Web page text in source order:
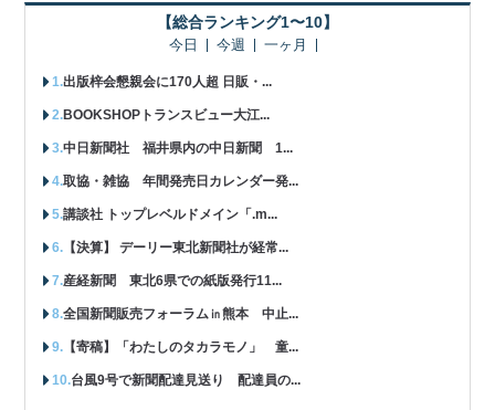
【総合ランキング1〜10】
今日 今週 一ヶ月
出版梓会懇親会に170人超 日販・...
BOOKSHOPトランスビュー大江...
中日新聞社 福井県内の中日新聞 1...
取協・雑協 年間発売日カレンダー発...
講談社 トップレベルドメイン「.m...
【決算】 デーリー東北新聞社が経常...
産経新聞 東北6県での紙版発行11...
全国新聞販売フォーラム㏌熊本 中止...
【寄稿】「わたしのタカラモノ」 童...
台風9号で新聞配達見送り 配達員の...